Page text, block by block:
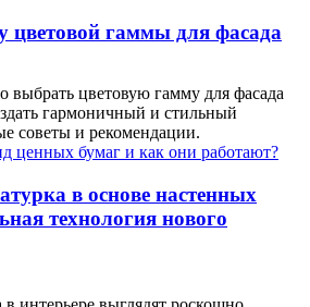
цветовой гаммы для фасада
выбрать цветовую гамму для фасада
гармоничный и стильный
советы и рекомендации.
в основе настенных
технология нового